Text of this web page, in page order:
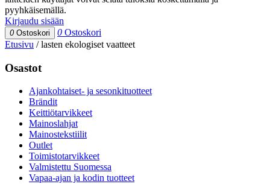
pyyhkäisemällä.
Kirjaudu sisään
0 Ostoskori 0 Ostoskori
Etusivu /lasten ekologiset vaatteet
Osastot
Ajankohtaiset- ja sesonkituotteet
Brändit
Keittiötarvikkeet
Mainoslahjat
Mainostekstiilit
Outlet
Toimistotarvikkeet
Valmistettu Suomessa
Vapaa-ajan ja kodin tuotteet